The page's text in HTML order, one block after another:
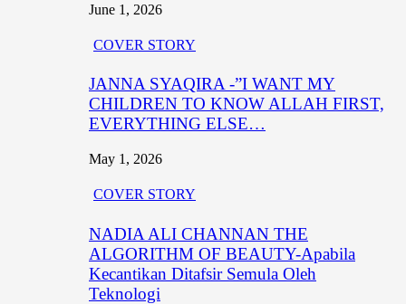
June 1, 2026
COVER STORY
JANNA SYAQIRA -”I WANT MY
CHILDREN TO KNOW ALLAH FIRST,
EVERYTHING ELSE…
May 1, 2026
COVER STORY
NADIA ALI CHANNAN THE
ALGORITHM OF BEAUTY-Apabila
Kecantikan Ditafsir Semula Oleh
Teknologi